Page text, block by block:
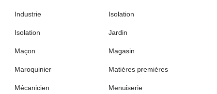
Industrie Isolation
Isolation Jardin
Maçon Magasin
Maroquinier Matières premières
Mécanicien Menuiserie